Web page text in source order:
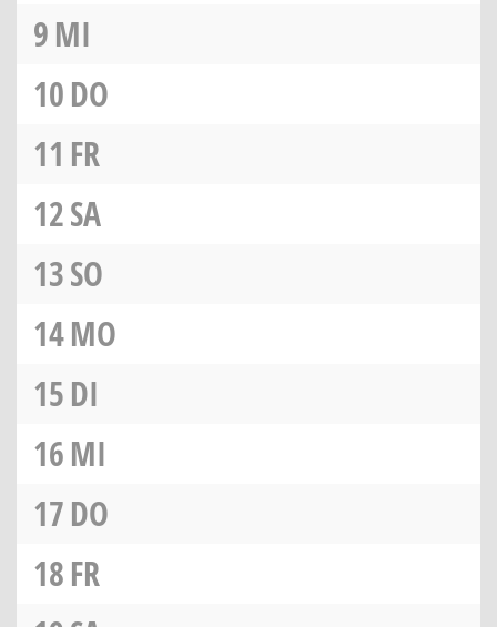
9MI
10DO
11 FR
12SA
13SO
14MO
15DI
16MI
17DO
18FR